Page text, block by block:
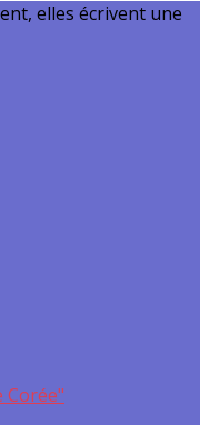
elles écrivent une
Corée"